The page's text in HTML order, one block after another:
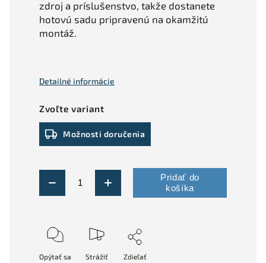
Zvoľte variant
Možnosti doručenia
Pridať do
košíka
zdroj a príslušenstvo, takže dostanete
hotovú sadu pripravenú na okamžitú
montáž
Detailné informácie
Opýtať sa Strážiť Zdieľať